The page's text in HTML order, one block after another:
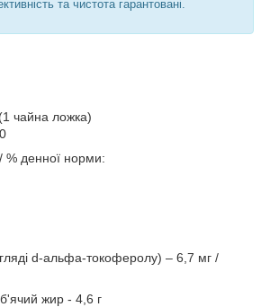
та чистота гарантовані.
чайна ложка)
/ % денної норми:
d-альфа-токоферолу) – 6,7 мг /
жир - 4,6 г